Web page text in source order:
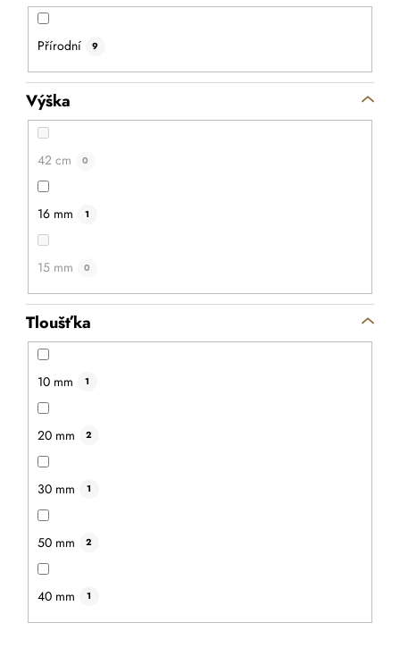
Přírodní 9
Výška
42 cm 0
16 mm 1
15 mm 0
Tloušťka
10 mm 1
20 mm 2
30 mm 1
50 mm 2
40 mm 1
Masivní bambusové prkénko
krájení i servírovaní pečiva, zeleniny, ale i masa,
vyrobené z kvalitního bambusového dřeva.